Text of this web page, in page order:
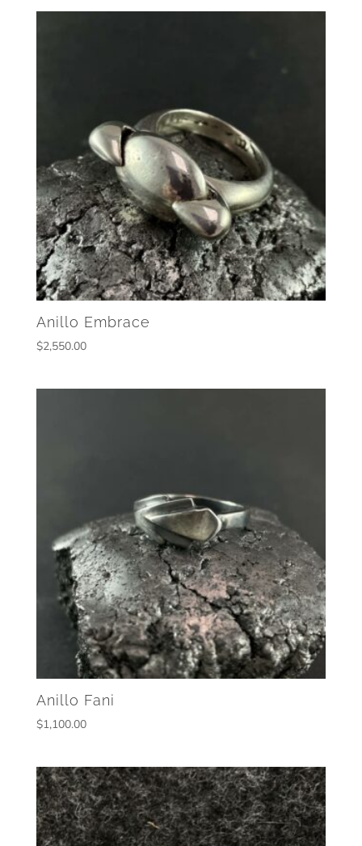
Anillo Embrace
$2,550.00
Anillo Fani
$1,100.00